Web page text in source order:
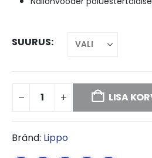
SUURUS
LISA
Bränd: Lippo